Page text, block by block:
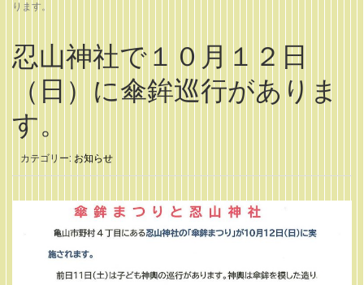
ります。
忍山神社で１０月１２日
（日）に傘鉾巡行がありま
す。
カテゴリー: お知らせ